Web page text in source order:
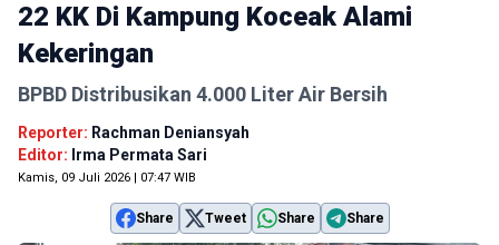
22 KK Di Kampung Koceak Alami
Kekeringan
BPBD Distribusikan 4.000 Liter Air Bersih
Reporter: Rachman Deniansyah
Editor: Irma Permata Sari
Kamis, 09 Juli 2026 | 07:47 WIB
Share Tweet Share Share